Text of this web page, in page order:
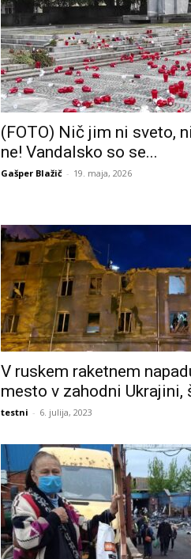
(FOTO) Nič jim ni sveto,
ne! Vandalsko so se...
Gašper Blažič - 19. maja, 2026
V ruskem raketnem
mesto v zahodni Ukrajini,
testni - 6. julija, 2023